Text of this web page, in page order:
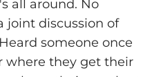
all around. No
joint discussion of
someone once
where they get their